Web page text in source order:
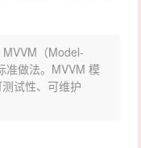
（Model-
准做法。MVVM 模
试性、可维护